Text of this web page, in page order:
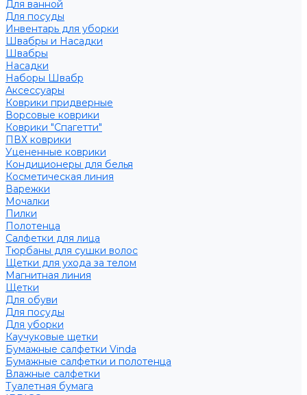
Для ванной
Для посуды
Инвентарь для уборки
Швабры и Насадки
Швабры
Насадки
Наборы Швабр
Аксессуары
Коврики придверные
Ворсовые коврики
Коврики "Спагетти"
ПВХ коврики
Уцененные коврики
Кондиционеры для белья
Косметическая линия
Варежки
Мочалки
Пилки
Полотенца
Салфетки для лица
Тюрбаны для сушки волос
Щетки для ухода за телом
Магнитная линия
Щетки
Для обуви
Для посуды
Для уборки
Каучуковые щетки
Бумажные салфетки Vinda
Бумажные салфетки и полотенца
Влажные салфетки
Туалетная бумага